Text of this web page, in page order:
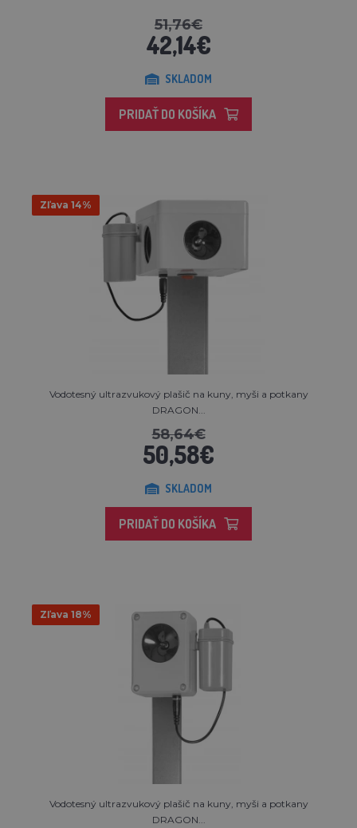
51,76€
42,14€
SKLADOM
PRIDAŤ DO KOŠÍKA
Zľava 14%
Vodotesný ultrazvukový plašič na kuny, myši a potkany
DRAGON...
58,64€
50,58€
SKLADOM
PRIDAŤ DO KOŠÍKA
Zľava 18%
Vodotesný ultrazvukový plašič na kuny, myši a potkany
DRAGON...